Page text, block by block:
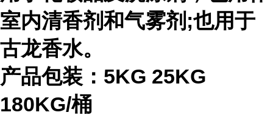
室内清香剂和气雾剂;也用于
古龙香水。
产品包装：5KG 25KG
180KG/桶